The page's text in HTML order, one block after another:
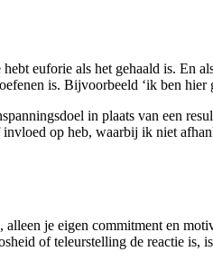
euforie als het gehaald is. En
is. Bijvoorbeeld ‘ik ben hier
in plaats van een
op heb, waarbij ik niet
je eigen commitment en
of teleurstelling de reactie is,